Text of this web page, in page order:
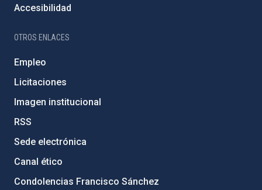
Accesibilidad
OTROS ENLACES
Empleo
Licitaciones
Imagen institucional
RSS
Sede electrónica
Canal ético
Condolencias Francisco Sánchez